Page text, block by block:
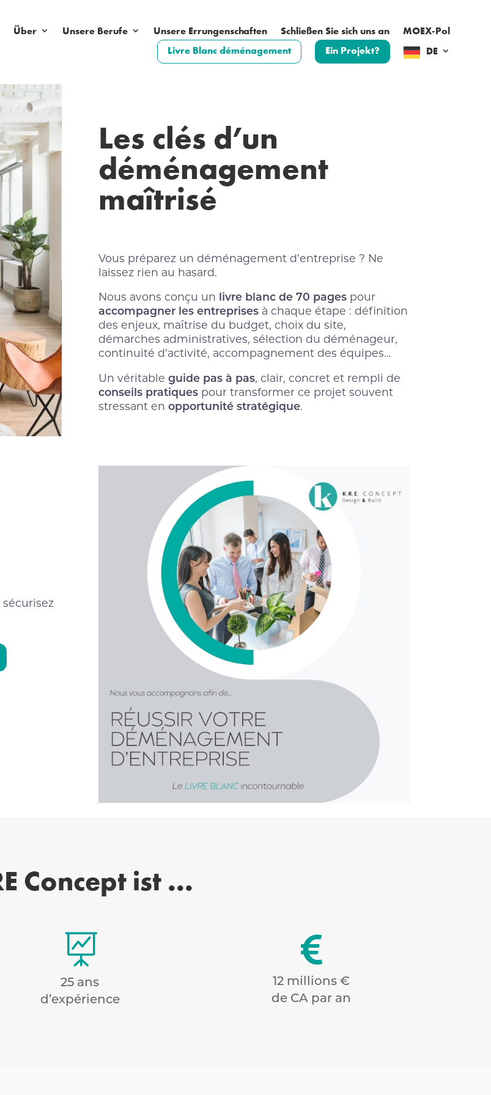
Über Unsere Berufe Unsere Errungenschaften Schließen Sie sich uns an
MOEX-Pol
Livre Blanc déménagement
Ein Projekt? DE
Les clés d’un
déménagement
maîtrisé
Vous préparez un déménagement d’entreprise ? Ne
laissez rien au hasard.
Nous avons conçu un livre blanc de 70 pages pour
accompagner les entreprisesà chaque étape : définition
des enjeux, maîtrise du budget, choix du site,
démarches administratives, sélection du déménageur,
continuité d’activité, accompagnement des équipes…
Un véritable guide pas à pas, clair, concret et rempli de
conseils pratiquespour transformer ce projet souvent
stressant en opportunité stratégique.
Concept ist ...

25 ans
d’expérience

12 millions €
de CA par an